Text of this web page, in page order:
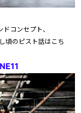
コンセプト、
頃のピスト話はこち